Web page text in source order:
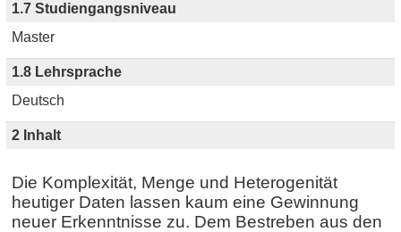
1.7 Studiengangsniveau
Master
1.8 Lehrsprache
Deutsch
2 Inhalt
Die Komplexität, Menge und Heterogenität
heutiger Daten lassen kaum eine Gewinnung
neuer Erkenntnisse zu. Dem Bestreben aus den